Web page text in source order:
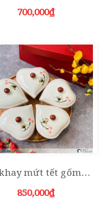
700,000₫
Bộ khay mứt tết gốm sứ bát tim 5 hũ sen đỏ
850,000₫